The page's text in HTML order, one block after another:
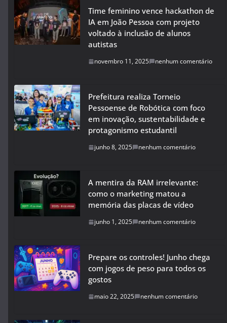
Time feminino vence hackathon de
IA em João Pessoa com projeto
voltado à inclusão de alunos
autistas
novembro 11, 2025 nenhum comentário
Prefeitura realiza Torneio
Pessoense de Robótica com foco
em inovação, sustentabilidade e
protagonismo estudantil
junho 8, 2025 nenhum comentário
A mentira da RAM irrelevante:
como o marketing matou a
memória das placas de vídeo
junho 1, 2025 nenhum comentário
Prepare os controles! Junho chega
com jogos de peso para todos os
gostos
maio 22, 2025 nenhum comentário